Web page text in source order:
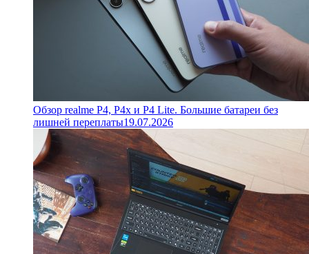
Обзор realme P4, P4x и P4 Lite. Большие батареи без
лишней переплаты19.07.2026